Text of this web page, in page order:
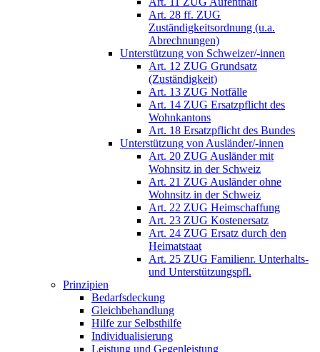
Art. 28 ff. ZUG
Zuständigkeitsordnung (u.a.
Abrechnungen)
Unterstützung von Schweizer/-innen
Art. 12 ZUG Grundsatz
(Zuständigkeit)
Art. 13 ZUG Notfälle
Art. 14 ZUG Ersatzpflicht des
Wohnkantons
Art. 18 Ersatzpflicht des Bundes
Unterstützung von Ausländer/-innen
Art. 20 ZUG Ausländer mit
Wohnsitz in der Schweiz
Art. 21 ZUG Ausländer ohne
Wohnsitz in der Schweiz
Art. 22 ZUG Heimschaffung
Art. 23 ZUG Kostenersatz
Art. 24 ZUG Ersatz durch den
Heimatstaat
Art. 25 ZUG Familienr. Unterhalts-
und Unterstützungspfl.
Prinzipien
Bedarfsdeckung
Gleichbehandlung
Hilfe zur Selbsthilfe
Individualisierung
Leistung und Gegenleistung